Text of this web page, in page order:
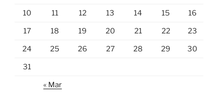
10 11 12 13 14 15 16
17 18 19 20 21 22 23
24 25 26 27 28 29 30
31
« Mar